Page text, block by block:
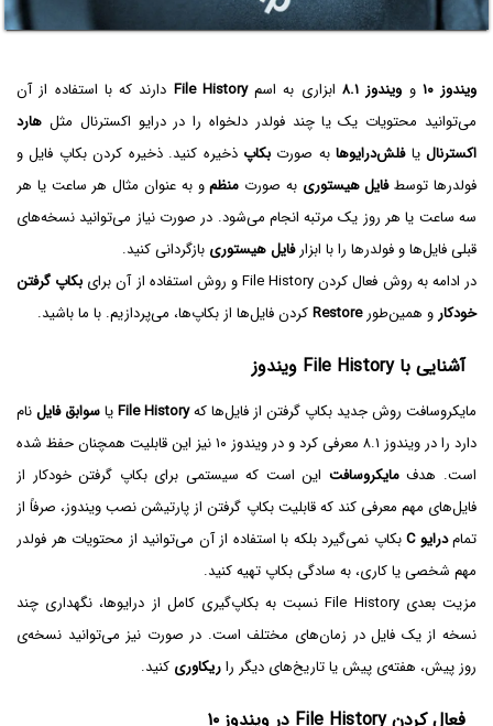
ویندوز ۱۰ و ویندوز ۸.۱ ابزاری به اسمFile History دارند که با استفاده از آن
می‌توانید محتویات یک یا چند فولدر دلخواه را در درایو اکسترنال مثل هارد
اکسترنالیافلش‌درایوهابه صورتبکاپ ذخیره کنید. ذخیره کردن بکاپ فایل و
فولدرها توسطفایل هیستوری به صورت منظمو به عنوان مثال هر ساعت یا هر
سه ساعت یا هر روز یک مرتبه انجام می‌شود. در صورت نیاز می‌توانید نسخه‌های
قبلی فایل‌ها و فولدرها را با ابزارفایل هیستوری بازگردانی کنید.
در ادامه به روش فعال کردن File History و روش استفاده از آن برای
بکاپ گرفتن
خودکار و همین‌طورRestoreکردن فایل‌ها از بکاپ‌ها، می‌پردازیم. با ما باشید.
آشنایی با File History ویندوز
مایکروسافت روش جدید بکاپ گرفتن از فایل‌ها کهFile Historyیاسوابق فایلنام
دارد را در ویندوز ۸.۱ معرفی کرد و در ویندوز ۱۰ نیز این قابلیت همچنان حفظ شده
است. هدفمایکروسافت این است که سیستمی برای بکاپ گرفتن خودکار از
فایل‌های مهم معرفی کند که قابلیت بکاپ گرفتن از پارتیشن نصب ویندوز، صرفاً از
تمامدرایو C بکاپ نمی‌گیرد بلکه با استفاده از آن می‌توانید از محتویات هر فولدر
مهم شخصی یا کاری، به سادگی بکاپ تهیه کنید.
مزیت بعدی File History نسبت به بکاپ‌گیری کامل از درایوها، نگهداری چند
نسخه از یک فایل در زمان‌های مختلف است. در صورت نیز می‌توانید نسخه‌ی
روز پیش، هفته‌ی پیش یا تاریخ‌های دیگر راریکاوری کنید.
فعال کردن File History در ویندوز ۱۰